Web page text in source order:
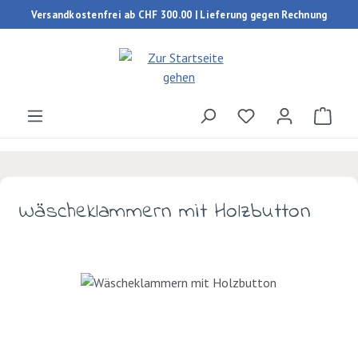
Zum Hauptinhalt springen
Versandkostenfrei ab CHF 300.00 | Lieferung gegen Rechnung
Du hast 0
Wäscheklammern mit Holzbutton
Bildergalerie überspringen